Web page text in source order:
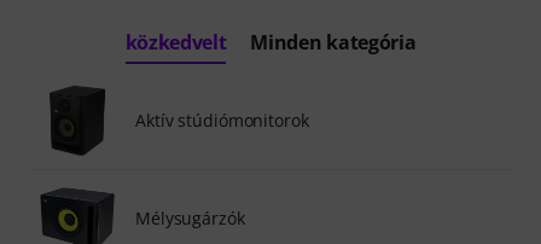
közkedvelt Minden kategória
Aktív stúdiómonitorok
Mélysugárzók